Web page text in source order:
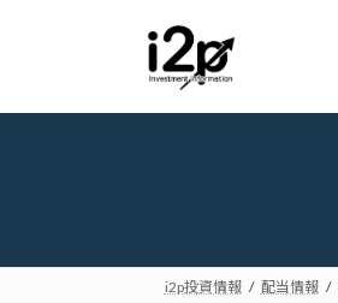
プ
動
i2p投資情報 配当情報